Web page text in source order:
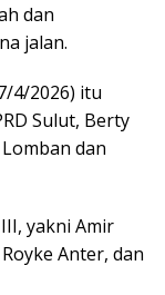
dan
jalan.
4/2026) itu
Sulut, Berty
dan
yakni Amir
Anter, dan